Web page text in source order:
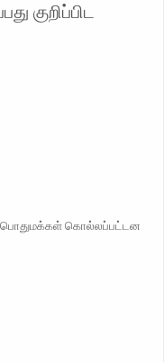
குறிப்பிட
பொதுமக்கள் கொல்லப்பட்டன